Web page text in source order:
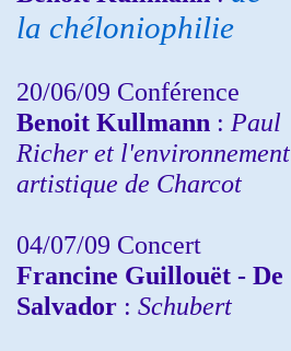
la chéloniophilie
20/06/09 Conférence
Benoit Kullmann : Paul
Richer et l'environnement
artistique de Charcot
04/07/09 Concert
Francine Guillouët - De
Salvador : Schubert